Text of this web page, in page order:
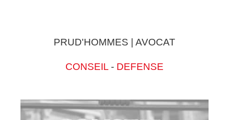
PRUD'HOMMES | AVOCAT
CONSEIL - DEFENSE